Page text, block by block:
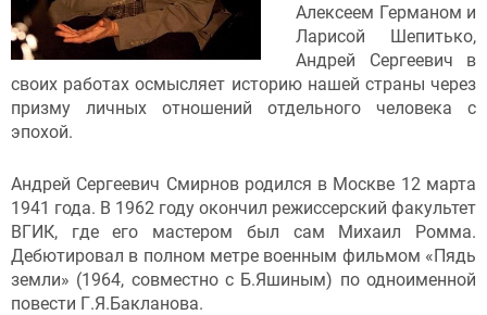
Алексеем Германом и
Ларисой Шепитько,
Андрей Сергеевич в
своих работах осмысляет историю нашей страны через
призму личных отношений отдельного человека с
эпохой.
Андрей Сергеевич Смирнов родился в Москве 12 марта
1941 года. В 1962 году окончил режиссерский факультет
ВГИК, где его мастером был сам Михаил Ромма.
Дебютировал в полном метре военным фильмом «Пядь
земли» (1964, совместно с Б.Яшиным) по одноименной
повести Г.Я.Бакланова.